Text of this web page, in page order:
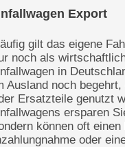
Export
gilt das eigene
noch als
in
Ausland noch
Ersatzteile genutzt
ersparen
können oft
oder